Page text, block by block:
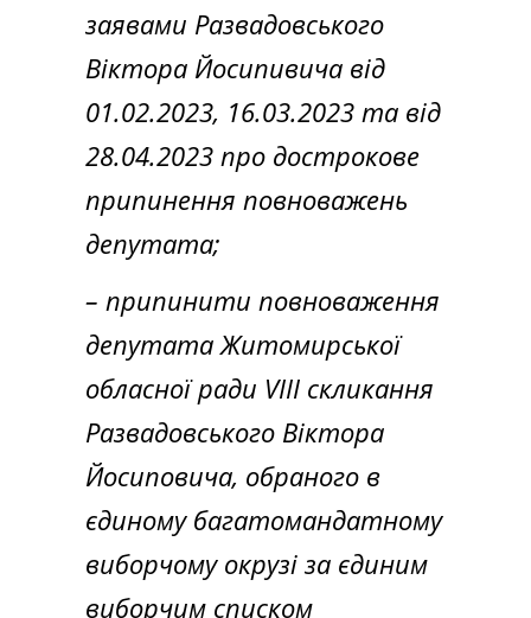
заявами Развадовського
Віктора Йосипивича від
01.02.2023, 16.03.2023 та від
28.04.2023 про дострокове
припинення повноважень
депутата;
– припинити повноваження
депутата Житомирської
обласної ради VІІІ скликання
Развадовського Віктора
Йосиповича, обраного в
єдиному багатомандатному
виборчому окрузі за єдиним
виборчим списком